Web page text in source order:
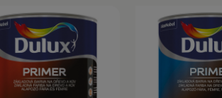
barva na dřevo a kov
syntetická základní
BÍLÁ
Prémiová
antikorozní